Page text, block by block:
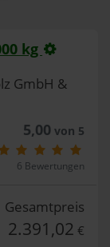
kg
GmbH &
5,00 von 5
6 Bewertungen
Gesamtpreis
2.391,02 €